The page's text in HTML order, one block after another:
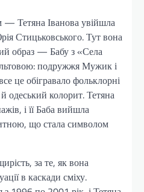
— Тетяна Іванова увійшла
Стицьковського. Тут вона
образ — Бабу з «Села
подружжя Мужик і
це обігравало фольклорні
одеський колорит. Тетяна
і її Баба вийшла
що стала символом
за те, як вона
в каскади сміху.